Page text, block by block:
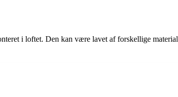
i loftet. Den kan være lavet af forskellige